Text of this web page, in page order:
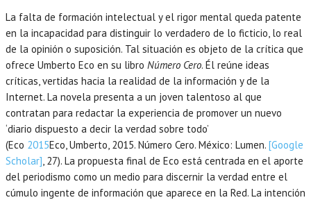
La falta de formación intelectual y el rigor mental queda patente
en la incapacidad para distinguir lo verdadero de lo ficticio, lo real
de la opinión o suposición. Tal situación es objeto de la crítica que
ofrece Umberto Eco en su libro Número Cero. Él reúne ideas
críticas, vertidas hacia la realidad de la información y de la
Internet. La novela presenta a un joven talentoso al que
contratan para redactar la experiencia de promover un nuevo
‘diario dispuesto a decir la verdad sobre todo’
(Eco 2015Eco,Umberto, 2015. Número Cero. México: Lumen. [Google
Scholar], 27). La propuesta final de Eco está centrada en el aporte
del periodismo como un medio para discernir la verdad entre el
cúmulo ingente de información que aparece en la Red. La intención